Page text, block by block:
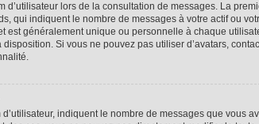
d’utilisateur lors de la consultation de messages. La
qui indiquent le nombre de messages à votre actif ou
est généralement unique ou personnelle à chaque
Si vous ne pouvez pas utiliser d’avatars,
indiquent le nombre de messages que vous